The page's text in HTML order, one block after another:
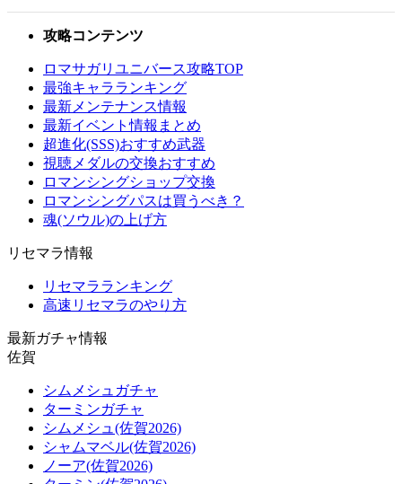
攻略コンテンツ
ロマサガリユニバース攻略TOP
最強キャラランキング
最新メンテナンス情報
最新イベント情報まとめ
超進化(SSS)おすすめ武器
視聴メダルの交換おすすめ
ロマンシングショップ交換
ロマンシングパスは買うべき？
魂(ソウル)の上げ方
リセマラ情報
リセマラランキング
高速リセマラのやり方
最新ガチャ情報
佐賀
シムメシュガチャ
ターミンガチャ
シムメシュ(佐賀2026)
シャムマベル(佐賀2026)
ノーア(佐賀2026)